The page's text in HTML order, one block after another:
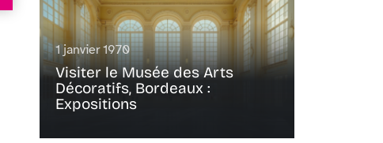
1 janvier 1970
Visiter le Musée des Arts
Décoratifs, Bordeaux :
Expositions